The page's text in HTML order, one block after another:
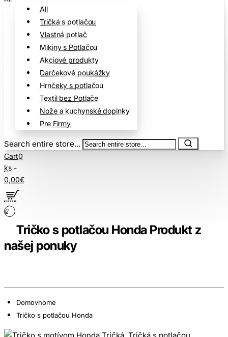
All
Tričká s potlačou
Vlastná potlač
Mikiny s Potlačou
Akciové produkty
Darčekové poukážky
Hrnčeky s potlačou
Textil bez Potlače
Nože a kuchynské doplnky
Pre Firmy
Search entire store...
Cart0
ks -
0,00€
0
Tričko s potlačou Honda Produkt z
našej ponuky
Domovhome
Tričko s potlačou Honda